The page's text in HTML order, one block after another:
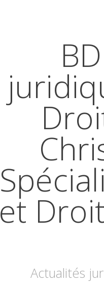
et
Actualités